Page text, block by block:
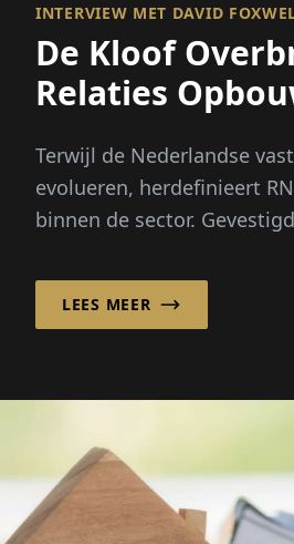
INTERVIEW MET DAVID
De Kloof
Relaties
Terwijl de Nederlandse
evolueren, herdefinieert
binnen de sector.
LEES MEER